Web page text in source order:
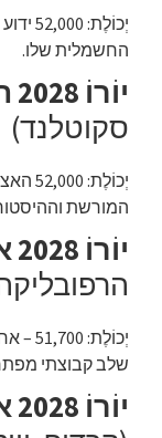
החשמלית שלו.
יוֹרוֹ 2028 האמפדן פארק
סקוטלנד)
המורשת
יוֹרוֹ 2028 אצטדיון אביבה
שלב קבוצתי
יוֹרוֹ 2028 אצטדיון הנסיכות